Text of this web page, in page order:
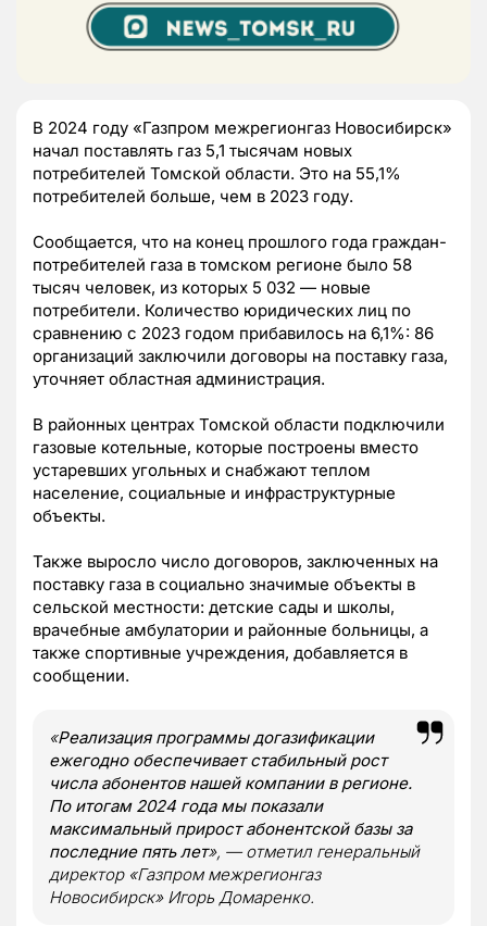
В 2024 году «Газпром межрегионгаз Новосибирск»
начал поставлять газ 5,1 тысячам новых
потребителей Томской области. Это на 55,1%
потребителей больше, чем в 2023 году.
Сообщается, что на конец прошлого года граждан-
потребителей газа в томском регионе было 58
тысяч человек, из которых 5 032 — новые
потребители. Количество юридических лиц по
сравнению с 2023 годом прибавилось на 6,1%: 86
организаций заключили договоры на поставку газа,
уточняет областная администрация.
В районных центрах Томской области подключили
газовые котельные, которые построены вместо
устаревших угольных и снабжают теплом
население, социальные и инфраструктурные
объекты.
Также выросло число договоров, заключенных на
поставку газа в социально значимые объекты в
сельской местности: детские сады и школы,
врачебные амбулатории и районные больницы, а
также спортивные учреждения, добавляется в
сообщении.
«Реализация программы догазификации
ежегодно обеспечивает стабильный рост
числа абонентов нашей компании в регионе.
По итогам 2024 года мы показали
максимальный прирост абонентской базы за
последние пять лет», — отметил генеральный
директор «Газпром межрегионгаз
Новосибирск» Игорь Домаренко.